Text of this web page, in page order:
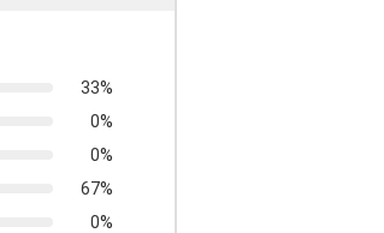
33%
0%
0%
67%
0%